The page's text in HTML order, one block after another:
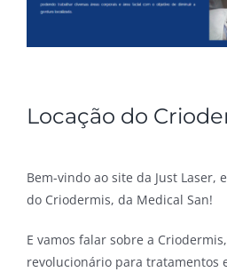
Locação do
Bem-vindo ao site da Just Laser,
do Criodermis, da Medical San!
E vamos falar sobre a
revolucionário para tratamentos